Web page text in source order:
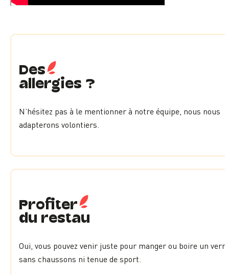
Des
allergies ?
N’hésitez pas à le mentionner à notre équipe, nous nous
adapterons volontiers.
Profiter
du restau
Oui, vous pouvez venir juste pour manger ou boire un
sans chaussons ni tenue de sport.